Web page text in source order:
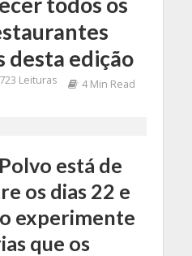
desta edição
723 Leituras 4 Min Read
está de
os dias 22 e
experimente
que os